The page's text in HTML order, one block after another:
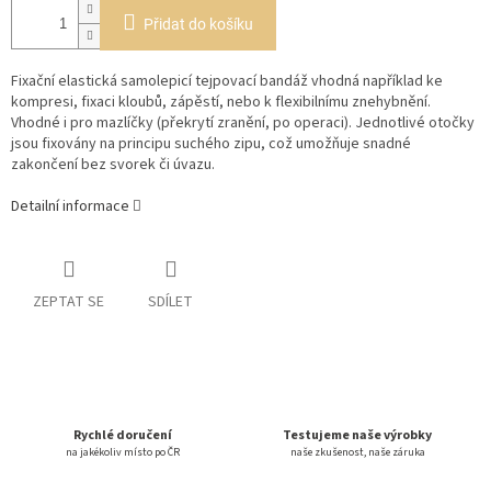
Přidat do košíku
Fixační elastická samolepicí tejpovací bandáž vhodná například ke
kompresi, fixaci kloubů, zápěstí, nebo k flexibilnímu znehybnění.
Vhodné i pro mazlíčky (překrytí zranění, po operaci). Jednotlivé otočky
jsou fixovány na principu suchého zipu, což umožňuje snadné
zakončení bez svorek či úvazu.
Detailní informace
ZEPTAT SE SDÍLET
Rychlé doručení
na jakékoliv místo po ČR
Testujeme naše výrobky
naše zkušenost, naše záruka